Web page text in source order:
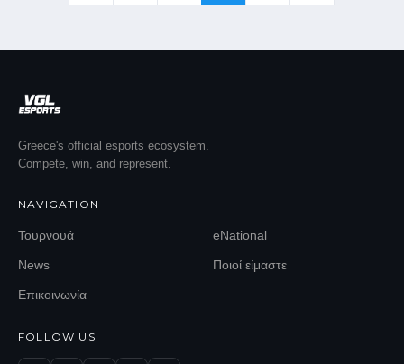
Greece's official esports ecosystem.
Compete, win, and represent.
NAVIGATION
Τουρνουά eNational
News Ποιοί είμαστε
Επικοινωνία
FOLLOW US